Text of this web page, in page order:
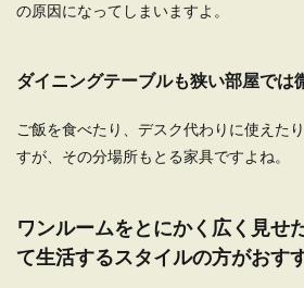
の原因になってしまいますよ。
ダイニングテーブルも狭い部屋では
ご飯を食べたり、デスク代わりに使えた
すが、その分場所もとる家具ですよね。
ワンルームをとにかく広く見せ
て生活するスタイルの方がおす